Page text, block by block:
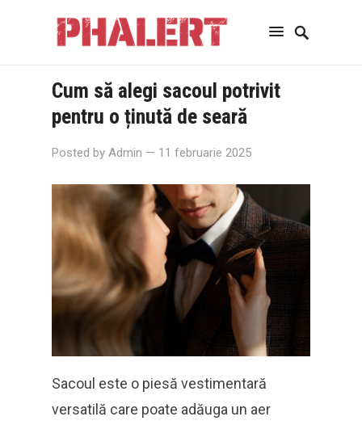
Cum să alegi sacoul potrivit
pentru o ținută de seară
Posted by Admin — 11 februarie 2025
Sacoul este o piesă vestimentară
versatilă care poate adăuga un aer